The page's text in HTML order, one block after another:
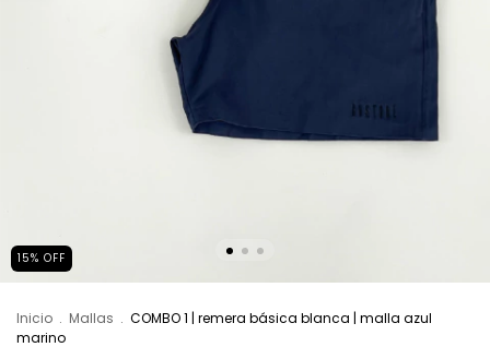
15% OFF
Inicio . Mallas . COMBO 1 | remera básica blanca | malla azul
marino